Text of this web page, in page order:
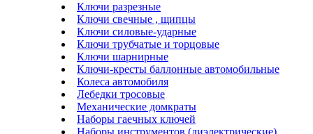
Ключи разрезные
Ключи свечные , щипцы
Ключи силовые-ударные
Ключи трубчатые и торцовые
Ключи шарнирные
Ключи-кресты баллонные автомобильные
Колеса автомобиля
Лебедки тросовые
Механические домкраты
Наборы гаечных ключей
Наборы инструментов (диэлектрические)